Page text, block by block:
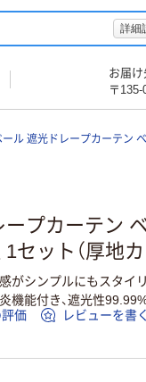
詳細
お届け
〒135-
ール 遮光ドレープカーテン
プカーテン
ット（厚地カ
がシンプルにもスタイ
能付き、遮光性
価
レビューを書く